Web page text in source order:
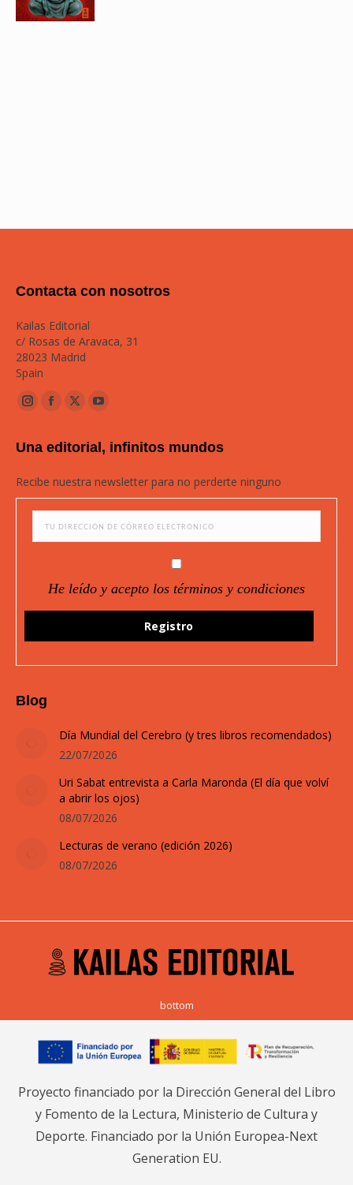
Contacta con nosotros
Kailas Editorial
c/ Rosas de Aravaca, 31
28023 Madrid
Spain
Instagram
opens
window
Facebook
opens
window
Twitter
opens
window
YouTube
opens
window
Una editorial, infinitos mundos
Recibe nuestra newsletter para no perderte ninguno
He leído y acepto los términos y condiciones
Blog
Día Mundial del Cerebro (y tres libros recomendados)
22/07/2026
Uri Sabat entrevista a Carla Maronda (El día que volví
a abrir los ojos)
08/07/2026
Lecturas de verano (edición 2026)
08/07/2026
bottom
Proyecto financiado por la Dirección General del Libro
y Fomento de la Lectura, Ministerio de Cultura y
Deporte. Financiado por la Unión Europea-Next
Generation EU.